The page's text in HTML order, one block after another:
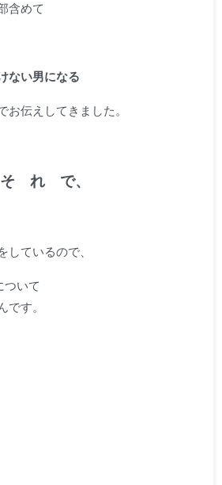
含めて
ない男になる
お伝えしてきました。
そ れ で、
しているので、
ついて
です。